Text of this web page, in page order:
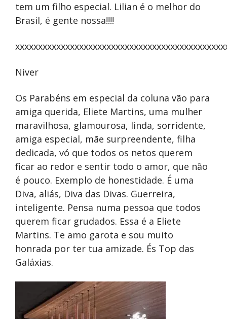
tem um filho especial. Lilian é o melhor do
Brasil, é gente nossa!!!!
Niver
Os Parabéns em especial da coluna vão para
amiga querida, Eliete Martins, uma mulher
maravilhosa, glamourosa, linda, sorridente,
amiga especial, mãe surpreendente, filha
dedicada, vó que todos os netos querem
ficar ao redor e sentir todo o amor, que não
é pouco. Exemplo de honestidade. É uma
Diva, aliás, Diva das Divas. Guerreira,
inteligente. Pensa numa pessoa que todos
querem ficar grudados. Essa é a Eliete
Martins. Te amo garota e sou muito
honrada por ter tua amizade. És Top das
Galáxias.